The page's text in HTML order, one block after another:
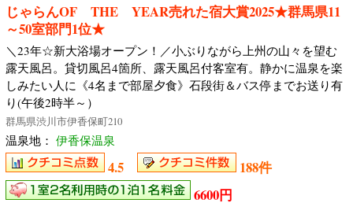
じゃらんOF THE YEAR売れた宿大賞2025★群馬県11
～50室部門1位★
＼23年☆新大浴場オープン！／小ぶりながら上州の山々を望む
露天風呂。貸切風呂4箇所、露天風呂付客室有。静かに温泉を楽
しみたい人に《4名まで部屋夕食》石段街＆バス停までお送り有
り(午後2時半～）
群馬県渋川市伊香保町210
温泉地： 伊香保温泉
4.5
188件
6600円